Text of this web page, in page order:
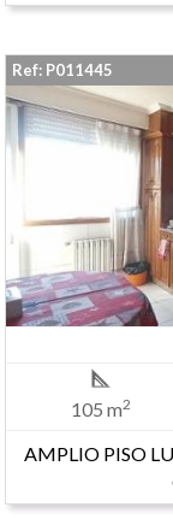
Ref: P011445
105 m2
AMPLIO PISO